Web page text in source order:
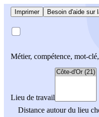
Imprimer Besoin d'aide sur
Métier, compétence, mot-
Lieu de travail
Distance autour du lieu